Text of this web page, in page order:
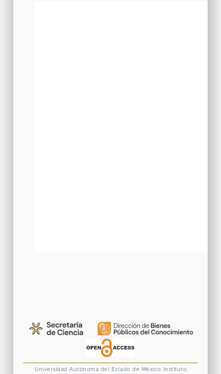
Universidad Autónoma del Estado de México Instituto